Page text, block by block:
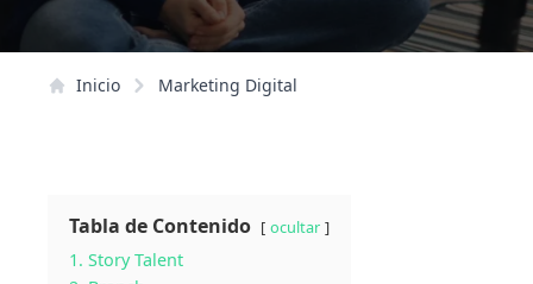
Inicio Marketing Digital
Tabla de Contenido ocultar
1. Story Talent